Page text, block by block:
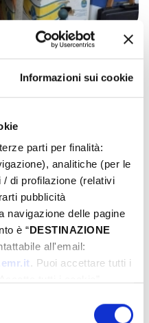
Informazioni sui cookie
parti per finalità:
analitiche (per le
di profilazione (relativi
pubblicità
navigazione delle pagine
è “DESTINAZIONE
all'email:
. Puoi accettare tutti i
clic su “Personalizza”.